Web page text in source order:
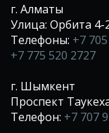
г. Алматы
Улица: Орбита 4-
Телефоны: +7
+7 775 520 2727
г. Шымкент
Проспект
Телефон: +7 707